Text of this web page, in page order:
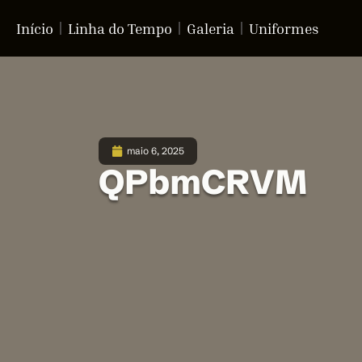
Início Linha do Tempo Galeria Uniformes
maio 6, 2025
QPbmCRVM